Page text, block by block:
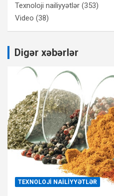
Texnoloji nailiyyətlər (353)
Video (38)
Digər xəbərlər
TEXNOLOJI NAILIYYƏTLƏR